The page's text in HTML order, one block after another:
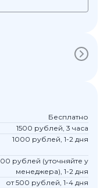
Бесплатно
1500 рублей, 3 часа
1000 рублей, 1-2 дня
рублей (уточняйте у
менеджера), 1-2 дня
от 500 рублей, 1-4 дня